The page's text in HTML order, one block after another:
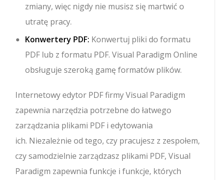
zmiany, więc nigdy nie musisz się martwić o
utratę pracy.
Konwertery PDF: Konwertuj pliki do formatu
PDF lub z formatu PDF. Visual Paradigm Online
obsługuje szeroką gamę formatów plików.
Internetowy edytor PDF firmy Visual Paradigm
zapewnia narzędzia potrzebne do łatwego
zarządzania plikami PDF i edytowania
ich. Niezależnie od tego, czy pracujesz z zespołem,
czy samodzielnie zarządzasz plikami PDF, Visual
Paradigm zapewnia funkcje i funkcje, których